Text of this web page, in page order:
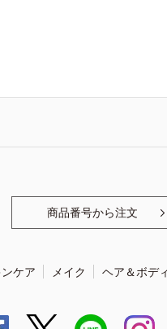
商品番号から注文
ケア メイク ヘア＆ボディ